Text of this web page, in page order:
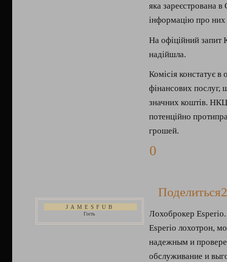
яка зареєстрована
інформацію про них
На офіційний запит
надійшла.
Комісія констатує
фінансових послуг,
значних коштів.
потенційно
грошей.
0
Поделиться
JAMESFUB
Гость
Лохоброкер
Esperio лохотрон,
надежным и
обслуживание и